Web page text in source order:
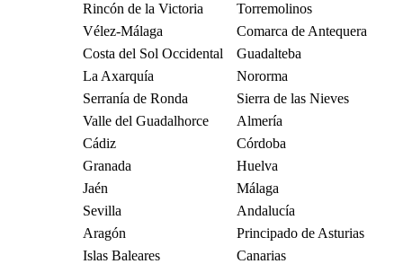
Rincón de la Victoria
Torremolinos
Vélez-Málaga
Comarca de Antequera
Costa del Sol Occidental
Guadalteba
La Axarquía
Nororma
Serranía de Ronda
Sierra de las Nieves
Valle del Guadalhorce
Almería
Cádiz
Córdoba
Granada
Huelva
Jaén
Málaga
Sevilla
Andalucía
Aragón
Principado de Asturias
Islas Baleares
Canarias